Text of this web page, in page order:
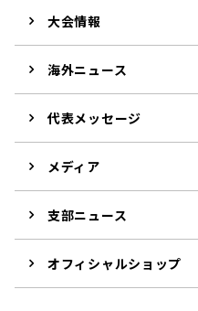
大会情報
海外ニュース
代表メッセージ
メディア
支部ニュース
オフィシャルショップ